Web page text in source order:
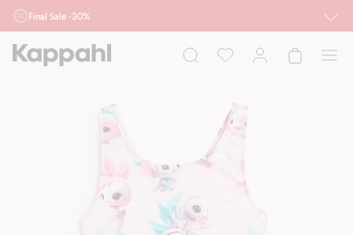
Final Sale -30%
działu outlet do 10.8 w sklepach Kappahl i Newbie oraz na kappahl.com. Ofert
nie łączymy